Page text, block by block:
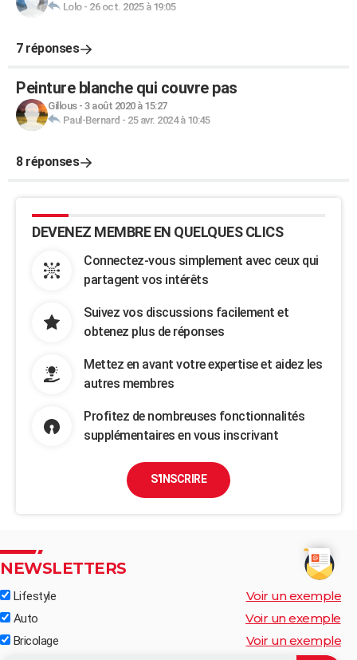
Lolo- 26 oct. 2025 à 19:05
7 réponses
Peinture blanche qui couvre pas
Gillous- 3 août 2020 à 15:27
Paul-Bernard - 25 avr. 2024 à 10:45
8 réponses
DEVENEZ MEMBRE EN QUELQUES CLICS
Connectez-vous simplement avec ceux qui
partagent vos intérêts
Suivez vos discussions facilement et
obtenez plus de réponses
Mettez en avant votre expertise et aidez les
autres membres
Profitez de nombreuses fonctionnalités
supplémentaires en vous inscrivant
S'INSCRIRE
NEWSLETTERS
Lifestyle Voir un exemple
Auto Voir un exemple
Bricolage Voir un exemple